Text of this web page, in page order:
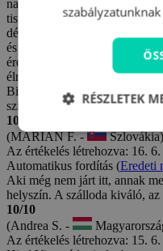
nagyon kedves. A medencék
tiszta volt. Külön szeretném
délután frissen sült,
és barátságos volt. A királyi
érdekes felvonulás a
élmény volt számunkra. A
Biztosan visszatérünk. A
szívből köszönjük. Denisa
10/10
(MARIÁN F. -
Szlovákia)
Az értékelés létrehozva: 16.
Automatikus fordítás (Eredeti
Aki még nem járt itt, annak
helyszín. A szálloda kiváló,
10/10
(Andrea S. -
Az értékelés létrehozva: 15.
RÉSZLETEK